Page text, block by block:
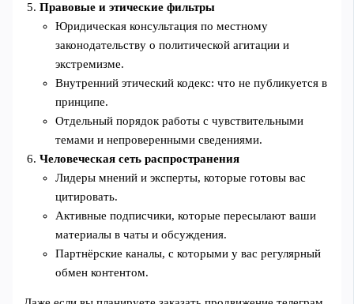
Правовые и этические фильтры
Юридическая консультация по местному
законодательству о политической агитации и
экстремизме.
Внутренний этический кодекс: что не публикуется в
принципе.
Отдельный порядок работы с чувствительными
темами и непроверенными сведениями.
Человеческая сеть распространения
Лидеры мнений и эксперты, которые готовы вас
цитировать.
Активные подписчики, которые пересылают ваши
материалы в чаты и обсуждения.
Партнёрские каналы, с которыми у вас регулярный
обмен контентом.